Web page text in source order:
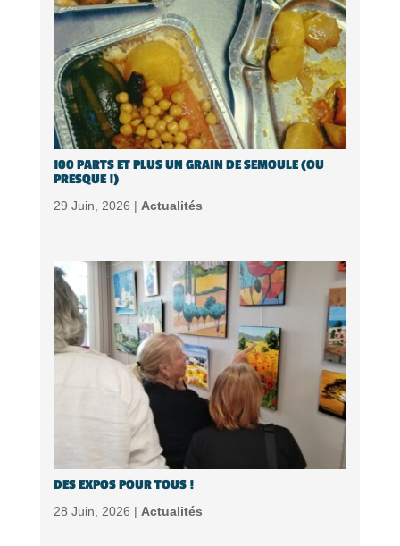
100 PARTS ET PLUS UN GRAIN DE SEMOULE (OU
PRESQUE !)
29 Juin, 2026 | Actualités
DES EXPOS POUR TOUS !
28 Juin, 2026 | Actualités